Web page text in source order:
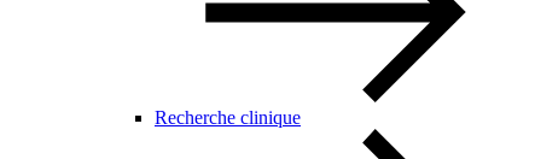
Recherche clinique